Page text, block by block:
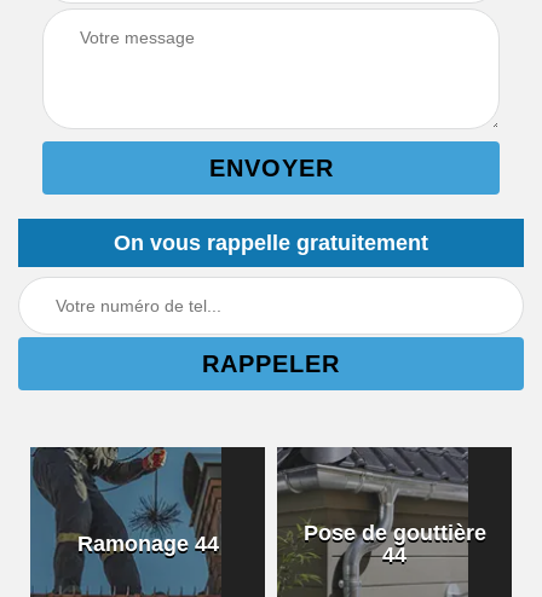
On vous rappelle gratuitement
Ramonage 44
Pose de gouttière
44